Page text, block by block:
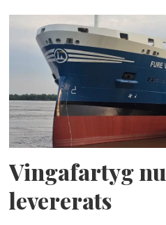
Vingafartyg
levererats